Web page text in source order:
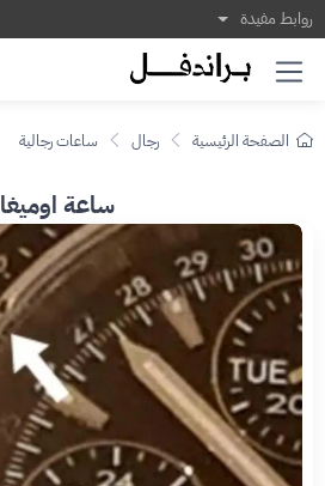
روابط مفيدة
الصفحة الرئيسية رجال ساعات رجالية
ساعة اوميغا